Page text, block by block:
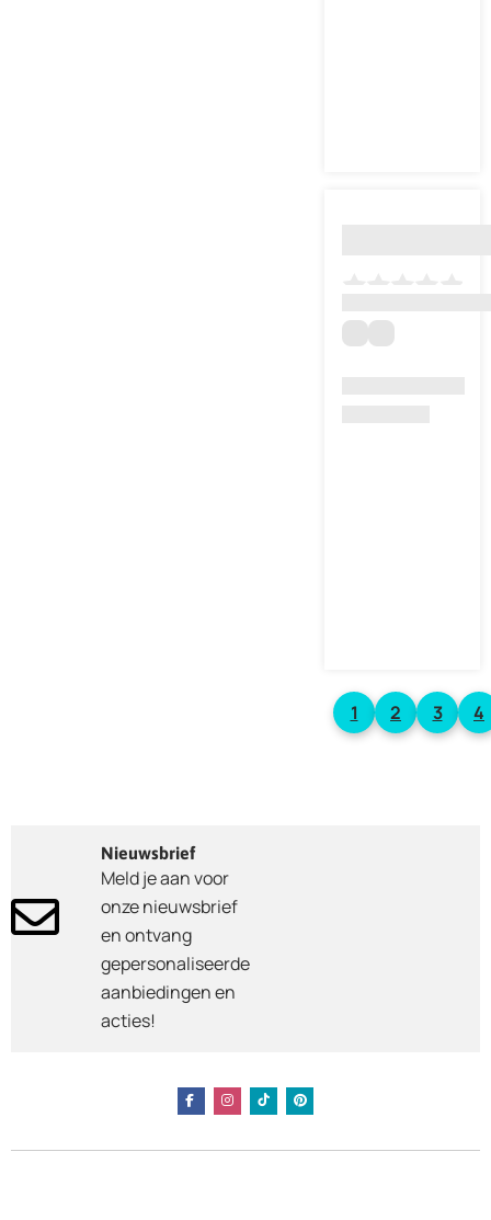
1 2 3 4
Nieuwsbrief
Meld je aan voor
onze nieuwsbrief
en ontvang
gepersonaliseerde
aanbiedingen en
acties!